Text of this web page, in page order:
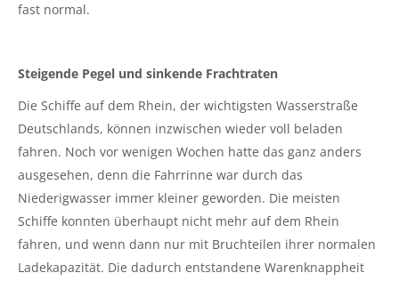
fast normal.
Steigende Pegel und sinkende Frachtraten
Die Schiffe auf dem Rhein, der wichtigsten Wasserstraße
Deutschlands, können inzwischen wieder voll beladen
fahren. Noch vor wenigen Wochen hatte das ganz anders
ausgesehen, denn die Fahrrinne war durch das
Niederigwasser immer kleiner geworden. Die meisten
Schiffe konnten überhaupt nicht mehr auf dem Rhein
fahren, und wenn dann nur mit Bruchteilen ihrer normalen
Ladekapazität. Die dadurch entstandene Warenknappheit